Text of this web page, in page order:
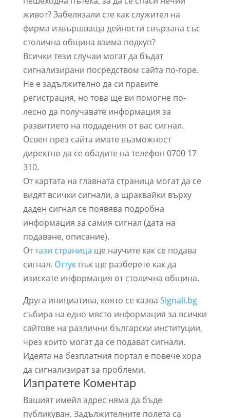
живот? Забелязали сте как служител на
фирма извършваща дейности свързана със
столична община взима подкуп?
Всички тези случаи могат да бъдат
сигнализирани посредством сайта по-горе.
Не е задължително да си правите
регистрация, но това ще ви помогне по-
лесно да получавате информация за
развитието на подадения от вас сигнал.
Освен през сайта имате възможност
директно да се обадите на телефон 0700 17
310.
От картата на главната страница могат да се
видят всички сигнали, а щраквайки върху
даден сигнал се появява подробна
информация за самия сигнал (дата на
подаване, описание).
Оттази страница ще научите как се подава
сигнал. Оттукпък ще разберете как да
изискате информация от столична община.
Друга инициатива, която се казва Signali.bg
събира на едно място информация за всички
сайтове на различни български институции,
чрез които могат да се подават сигнали.
Идеята на безплатния портал е повече хора
да сигнализират за проблеми.
Изпратете Коментар
Вашият имейл адрес няма да бъде
публикуван. Задължителните полета са